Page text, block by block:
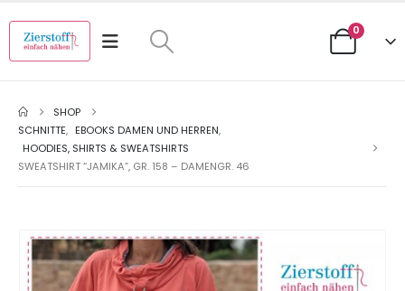
0
SHOP
SCHNITTE, EBOOKS DAMEN UND HERREN,
HOODIES, SHIRTS & SWEATSHIRTS
SWEATSHIRT “JAMIKA”, GR. 158 – DAMENGR. 46